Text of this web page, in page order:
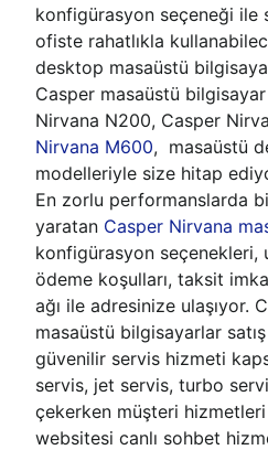
konfigürasyon seçeneği ile
ofiste rahatlıkla
desktop masaüstü
Casper masaüstü
Nirvana N200, Casper
Nirvana M600, masaüstü
modelleriyle size hitap
En zorlu performanslarda
yaratan Casper Nirvana
konfigürasyon seçenekleri,
ödeme koşulları, taksit
ağı ile adresinize ulaşıyor.
masaüstü bilgisayarlar satış
güvenilir servis hizmeti
servis, jet servis, turbo
çekerken müşteri
websitesi canlı sohbet